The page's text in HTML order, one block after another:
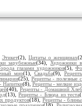
Этикет(2), Цитаты о женщинах
зарубежные(34),Художники
глазами художников(5),
мир(1), Свадьба(9),
(25), Рецепты - полезные
Напитки(8), Рецепты - мелкие
(40), Рецепты - Домашний
(13),Рецепты - Блюда из теста
продуктов(18),Рецепты -